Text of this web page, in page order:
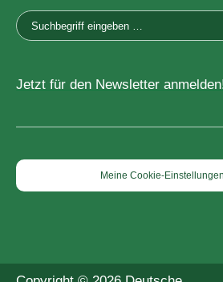
Jetzt für den Newsletter
Meine Cookie-